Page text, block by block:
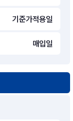
기준가적용일
매입일